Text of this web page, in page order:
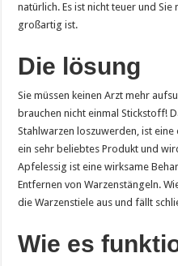
natürlich. Es ist nicht teuer und
großartig ist.
Die lösung
Sie müssen keinen Arzt mehr
brauchen nicht einmal Stickstoff!
Stahlwarzen loszuwerden, ist
ein sehr beliebtes Produkt und
Apfelessig ist eine wirksame
Entfernen von Warzenstängeln.
die Warzenstiele aus und fällt
Wie es